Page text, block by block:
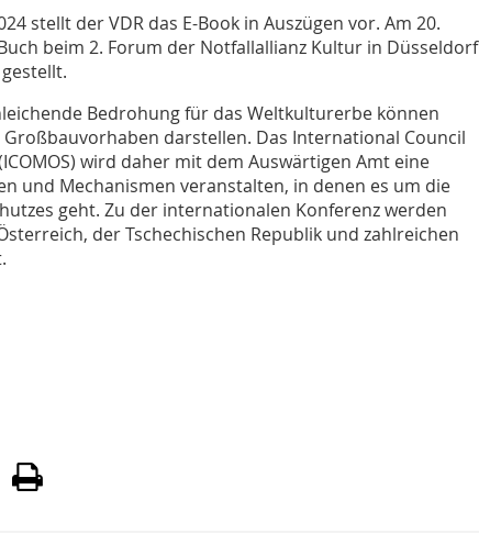
stellt der VDR das E-Book in Auszügen vor. Am 20.
beim 2. Forum der Notfallallianz Kultur in Düsseldorf
Bedrohung für das Weltkulturerbe können
darstellen. Das International Council
wird daher mit dem Auswärtigen Amt eine
und Mechanismen veranstalten, in denen es um die
geht. Zu der internationalen Konferenz werden
der Tschechischen Republik und zahlreichen